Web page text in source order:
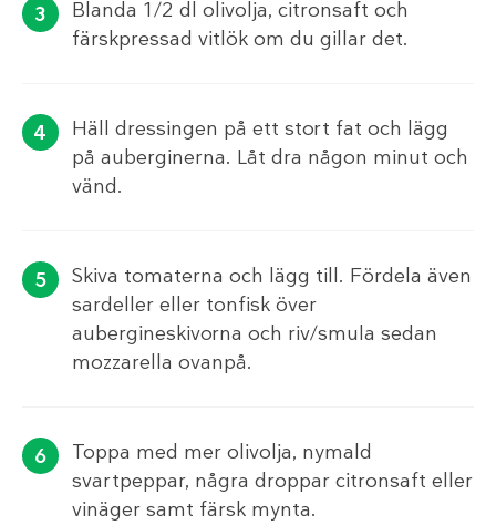
Blanda 1/2 dl olivolja, citronsaft och
färskpressad vitlök om du gillar det.
Häll dressingen på ett stort fat och lägg
på auberginerna. Låt dra någon minut och
vänd.
Skiva tomaterna och lägg till. Fördela även
sardeller eller tonfisk över
aubergineskivorna och riv/smula sedan
mozzarella ovanpå.
Toppa med mer olivolja, nymald
svartpeppar, några droppar citronsaft eller
vinäger samt färsk mynta.